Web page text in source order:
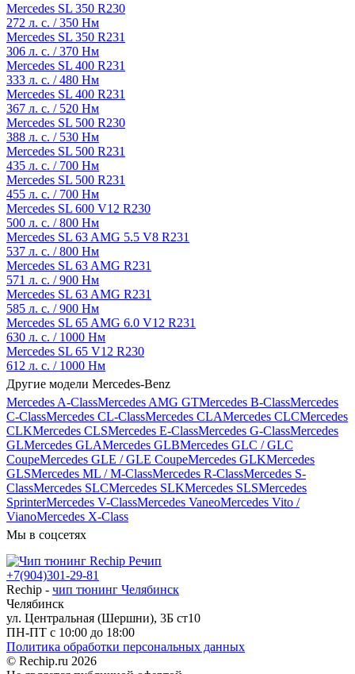
Mercedes SL 350 R230
272 л. с. / 350 Нм
Mercedes SL 350 R231
306 л. с. / 370 Нм
Mercedes SL 400 R231
333 л. с. / 480 Нм
Mercedes SL 400 R231
367 л. с. / 520 Нм
Mercedes SL 500 R230
388 л. с. / 530 Нм
Mercedes SL 500 R231
435 л. с. / 700 Нм
Mercedes SL 500 R231
455 л. с. / 700 Нм
Mercedes SL 600 V12 R230
500 л. с. / 800 Нм
Mercedes SL 63 AMG 5.5 V8 R231
537 л. с. / 800 Нм
Mercedes SL 63 AMG R231
571 л. с. / 900 Нм
Mercedes SL 63 AMG R231
585 л. с. / 900 Нм
Mercedes SL 65 AMG 6.0 V12 R231
630 л. с. / 1000 Нм
Mercedes SL 65 V12 R230
612 л. с. / 1000 Нм
Другие модели Mercedes-Benz
Mercedes A-ClassMercedes AMG GTMercedes B-ClassMercedes
C-ClassMercedes CL-ClassMercedes CLAMercedes CLCMercedes
CLKMercedes CLSMercedes E-ClassMercedes G-ClassMercedes
GLMercedes GLAMercedes GLBMercedes GLC / GLC
CoupeMercedes GLE / GLE CoupeMercedes GLKMercedes
GLSMercedes ML / M-ClassMercedes R-ClassMercedes S-
ClassMercedes SLCMercedes SLKMercedes SLSMercedes
SprinterMercedes V-ClassMercedes VaneoMercedes Vito /
VianoMercedes X-Class
Мы в соцсетях
+7(904)301-29-81
Rechip - чип тюнинг Челябинск
Челябинск
ул. Центральная (Шершни), 3Б ст10
ПН-ПТ с 10:00 до 18:00
Политика обработки персональных данных
© Rechip.ru 2026